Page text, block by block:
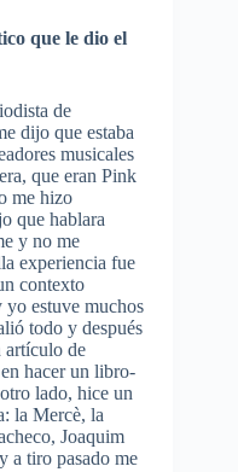
que le dio el
de
dijo que estaba
musicales
que eran Pink
me hizo
que hablara
y no me
experiencia fue
contexto
estuve muchos
todo y después
artículo de
hacer un libro-
lado, hice un
la Mercè, la
Joaquim
a tiro pasado me